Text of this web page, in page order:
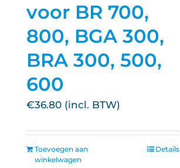
voor BR 700,
800, BGA 300,
BRA 300, 500,
600
€36.80
Toevoegen aan
winkelwagen
Details